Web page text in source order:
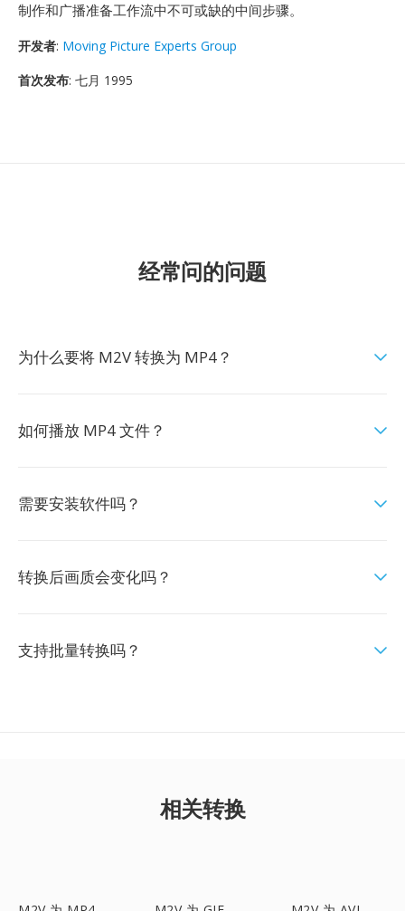
制作和广播准备工作流中不可或缺的中间步骤。
开发者: Moving Picture Experts Group
首次发布: 七月 1995
经常问的问题
为什么要将 M2V 转换为 MP4？
如何播放 MP4 文件？
需要安装软件吗？
转换后画质会变化吗？
支持批量转换吗？
相关转换